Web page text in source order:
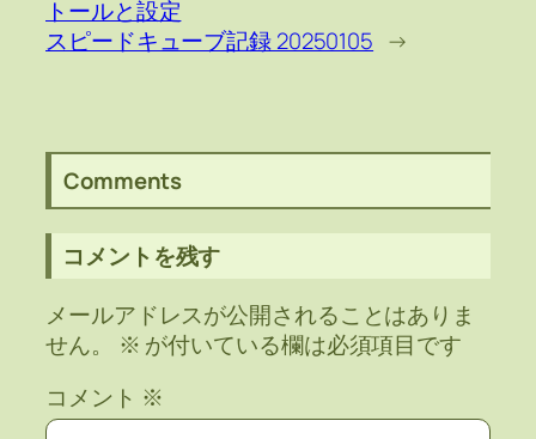
トールと設定
スピードキューブ記録 20250105 →
Comments
コメントを残す
メールアドレスが公開されることはありま
せん。
※ が付いている欄は必須項目です
コメント ※